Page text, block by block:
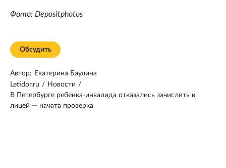
Фото: Depositphotos
Обсудить
Автор: Екатерина Баулина
Letidor.ru / Новости /
В Петербурге ребенка-инвалида отказались зачислить в
лицей — начата проверка